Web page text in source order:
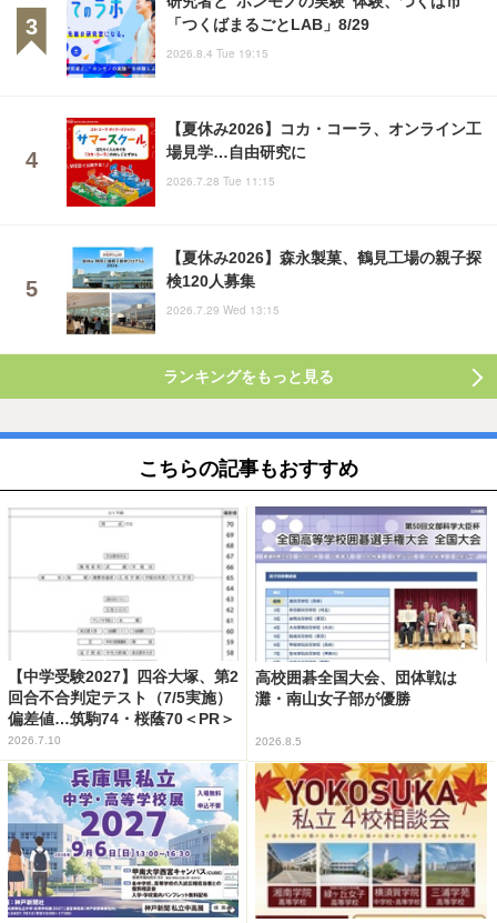
「つくばまるごとLAB」8/29
2026.8.4 Tue 19:15
【夏休み2026】コカ・コーラ、オンライン工
場見学…自由研究に
2026.7.28 Tue 11:15
【夏休み2026】森永製菓、鶴見工場の親子探
検120人募集
2026.7.29 Wed 13:15
ランキングをもっと見る
こちらの記事もおすすめ
【中学受験2027】四谷大塚、第2
回合不合判定テスト（7/5実施）
偏差値…筑駒74・桜蔭70＜PR＞
2026.7.10
高校囲碁全国大会、団体戦は
灘・南山女子部が優勝
2026.8.5